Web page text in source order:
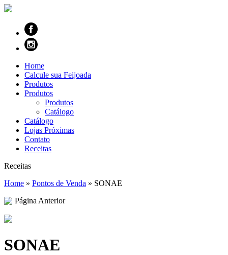
Home
Calcule sua Feijoada
Produtos
Produtos
Produtos
Catálogo
Catálogo
Lojas Próximas
Contato
Receitas
Receitas
Home » Pontos de Venda » SONAE
Página Anterior
SONAE